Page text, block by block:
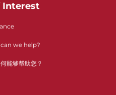
Interest
we help?
能够帮助您？